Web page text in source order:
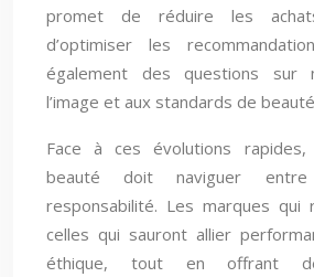
promet de réduire les
d’optimiser les
également des questions
l’image et aux standards de
Face à ces évolutions rapides,
beauté doit naviguer
responsabilité. Les marques qui
celles qui sauront allier
éthique, tout en offrant